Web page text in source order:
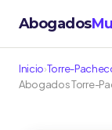
Abogados
Inicio›Torre-
Abogados Torre-